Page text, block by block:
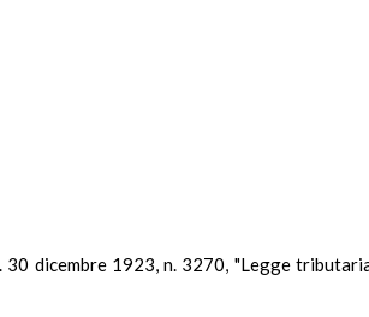
dicembre 1923, n. 3270, "Legge